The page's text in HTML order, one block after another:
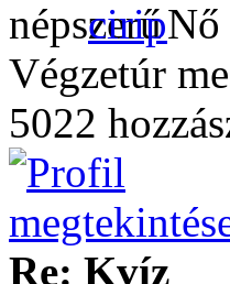
cirip
Végzetúr
5022
Re: Kvíz